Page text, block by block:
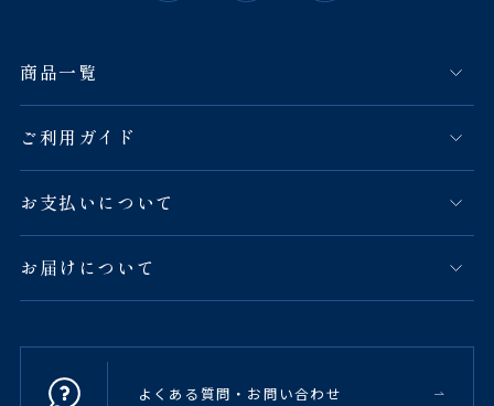
商品一覧
ご利用ガイド
お支払いについて
お届けについて
よくある質問・お問い合わせ